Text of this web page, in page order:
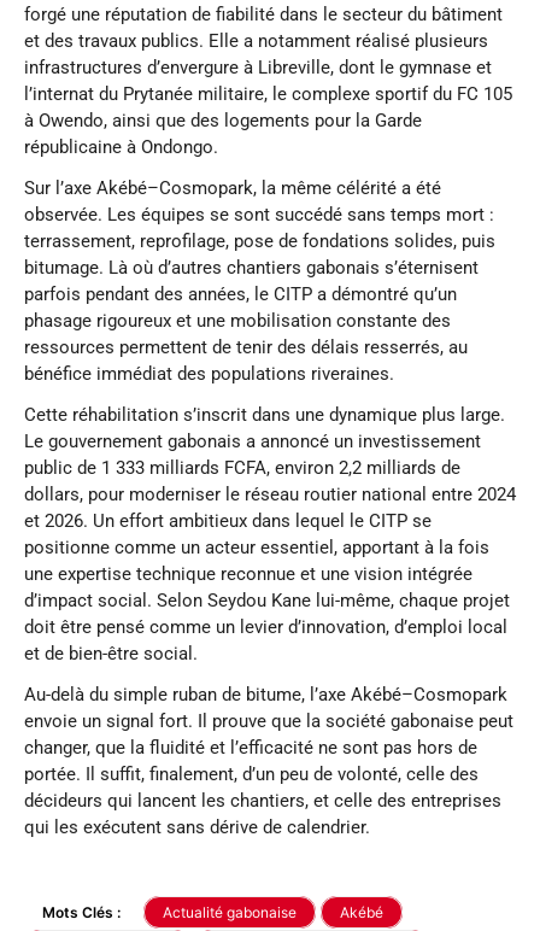
forgé une réputation de fiabilité dans le secteur du bâtiment
et des travaux publics. Elle a notamment réalisé plusieurs
infrastructures d’envergure à Libreville, dont le gymnase et
l’internat du Prytanée militaire, le complexe sportif du FC 105
à Owendo, ainsi que des logements pour la Garde
républicaine à Ondongo.
Sur l’axe Akébé–Cosmopark, la même célérité a été
observée. Les équipes se sont succédé sans temps mort :
terrassement, reprofilage, pose de fondations solides, puis
bitumage. Là où d’autres chantiers gabonais s’éternisent
parfois pendant des années, le CITP a démontré qu’un
phasage rigoureux et une mobilisation constante des
ressources permettent de tenir des délais resserrés, au
bénéfice immédiat des populations riveraines.
Cette réhabilitation s’inscrit dans une dynamique plus large.
Le gouvernement gabonais a annoncé un investissement
public de 1 333 milliards FCFA, environ 2,2 milliards de
dollars, pour moderniser le réseau routier national entre 2024
et 2026. Un effort ambitieux dans lequel le CITP se
positionne comme un acteur essentiel, apportant à la fois
une expertise technique reconnue et une vision intégrée
d’impact social. Selon Seydou Kane lui-même, chaque projet
doit être pensé comme un levier d’innovation, d’emploi local
et de bien-être social.
Au-delà du simple ruban de bitume, l’axe Akébé–Cosmopark
envoie un signal fort. Il prouve que la société gabonaise peut
changer, que la fluidité et l’efficacité ne sont pas hors de
portée. Il suffit, finalement, d’un peu de volonté, celle des
décideurs qui lancent les chantiers, et celle des entreprises
qui les exécutent sans dérive de calendrier.
Mots Clés : Actualité gabonaise Akébé